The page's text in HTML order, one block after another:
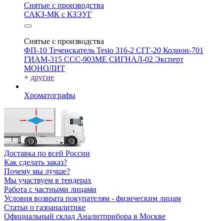
Снятые с производства
САКЗ-МК с КЗЭУГ
Снятые с производства
ФП-10 Течеискатель Testo 316-2 СГГ-20 Колион-701
ГИАМ-315 ССС-903МЕ СИГНАЛ-02 Эксперт
МОНОЛИТ
+ другие
Хроматографы
Доставка по всей России
Как сделать заказ?
Почему мы лучше?
Мы участвуем в тендерах
Работа с частными лицами
Условия возврата покупателям - физическим лицам
Статьи о газоаналитике
Официальный склад Аналитприбора в Москве